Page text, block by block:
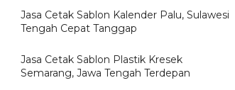
Jasa Cetak Sablon Kalender Palu, Sulawesi
Tengah Cepat Tanggap
Jasa Cetak Sablon Plastik Kresek
Semarang, Jawa Tengah Terdepan